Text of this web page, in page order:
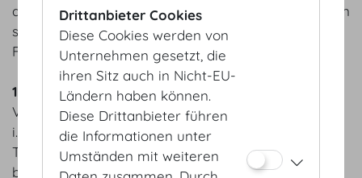
abzugeben. Nicht abgeholtes Gut wird innerhalb von
sieben Werktagen von der HV dem zuständigen
Fundamt übermittelt.
12.
Rauchverbote gemäß Wiener
Veranstaltungsgesetz, LGBl. für Wien Nr. 12/1971
i.d.g.F. sowie nach den Bestimmungen des
Tabakgesetzes in der jeweils geltenden Fassung,
bzw.an deren Stelle tretende Regelungen sind stets
Drittanbieter Cookies
Diese Cookies werden von
Unternehmen gesetzt, die
ihren Sitz auch in Nicht-EU-
Ländern haben können.
Diese Drittanbieter führen
die Informationen unter
Umständen mit weiteren